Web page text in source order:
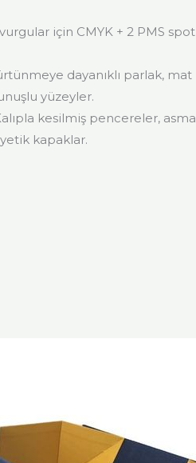
için CMYK + 2 PMS spot
dayanıklı parlak, mat
yüzeyler.
kesilmiş pencereler, asma
kapaklar.